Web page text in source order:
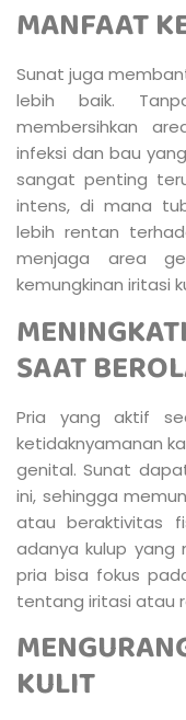
MANFAAT
Sunat juga
lebih baik.
membersihkan
infeksi dan bau
sangat penting
intens, di mana
lebih rentan
menjaga area
kemungkinan iritasi
SAAT
Pria yang aktif
ketidaknyamanan
genital. Sunat
ini, sehingga
atau beraktivitas
adanya kulup yang
pria bisa fokus
tentang iritasi atau
KULIT